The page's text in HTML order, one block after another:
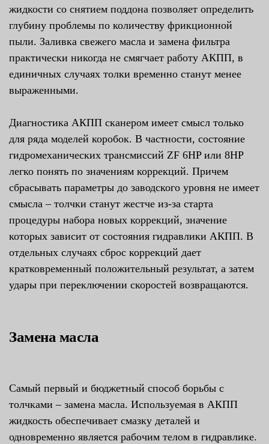
жидкости со снятием поддона позволяет определить
глубину проблемы по количеству фрикционной
пыли. Заливка свежего масла и замена фильтра
практически никогда не смягчает работу АКПП, в
единичных случаях толки временно станут менее
выраженными.
Диагностика АКПП сканером имеет смысл только
для ряда моделей коробок. В частности, состояние
гидромеханических трансмиссий ZF 6HP или 8HP
легко понять по значениям коррекций. Причем
сбрасывать параметры до заводского уровня не имеет
смысла – толчки станут жестче из-за старта
процедуры набора новых коррекций, значение
которых зависит от состояния гидравлики АКПП. В
отдельных случаях сброс коррекций дает
кратковременный положительный результат, а затем
удары при переключении скоростей возвращаются.
Замена масла
Самый первый и бюджетный способ борьбы с
толчками – замена масла. Используемая в АКПП
жидкость обеспечивает смазку деталей и
одновременно является рабочим телом в гидравлике.